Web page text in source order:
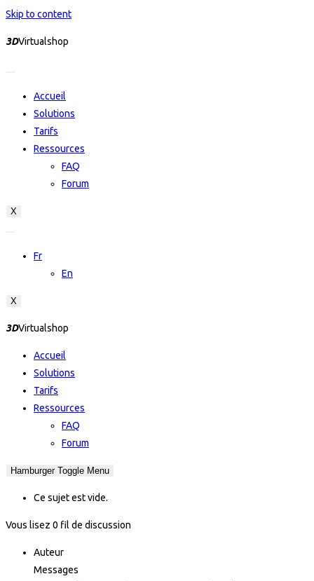
Skip to content
3DVirtualshop
Accueil
Solutions
Tarifs
Ressources
FAQ
Forum
X
Fr
En
X
3DVirtualshop
Accueil
Solutions
Tarifs
Ressources
FAQ
Forum
Hamburger Toggle Menu
Ce sujet est vide.
Vous lisez 0 fil de discussion
Auteur
Messages